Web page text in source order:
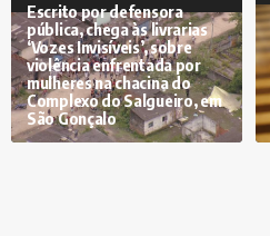
Escrito por defensora
pública, chega às livrarias
‘Vozes Invisíveis’, sobre
violência enfrentada por
mulheres na chacina do
Complexo do Salgueiro, em
São Gonçalo